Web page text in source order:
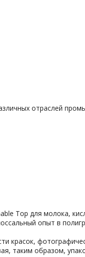
отраслей
Top для молока,
опыт в
красок,
таким образом,